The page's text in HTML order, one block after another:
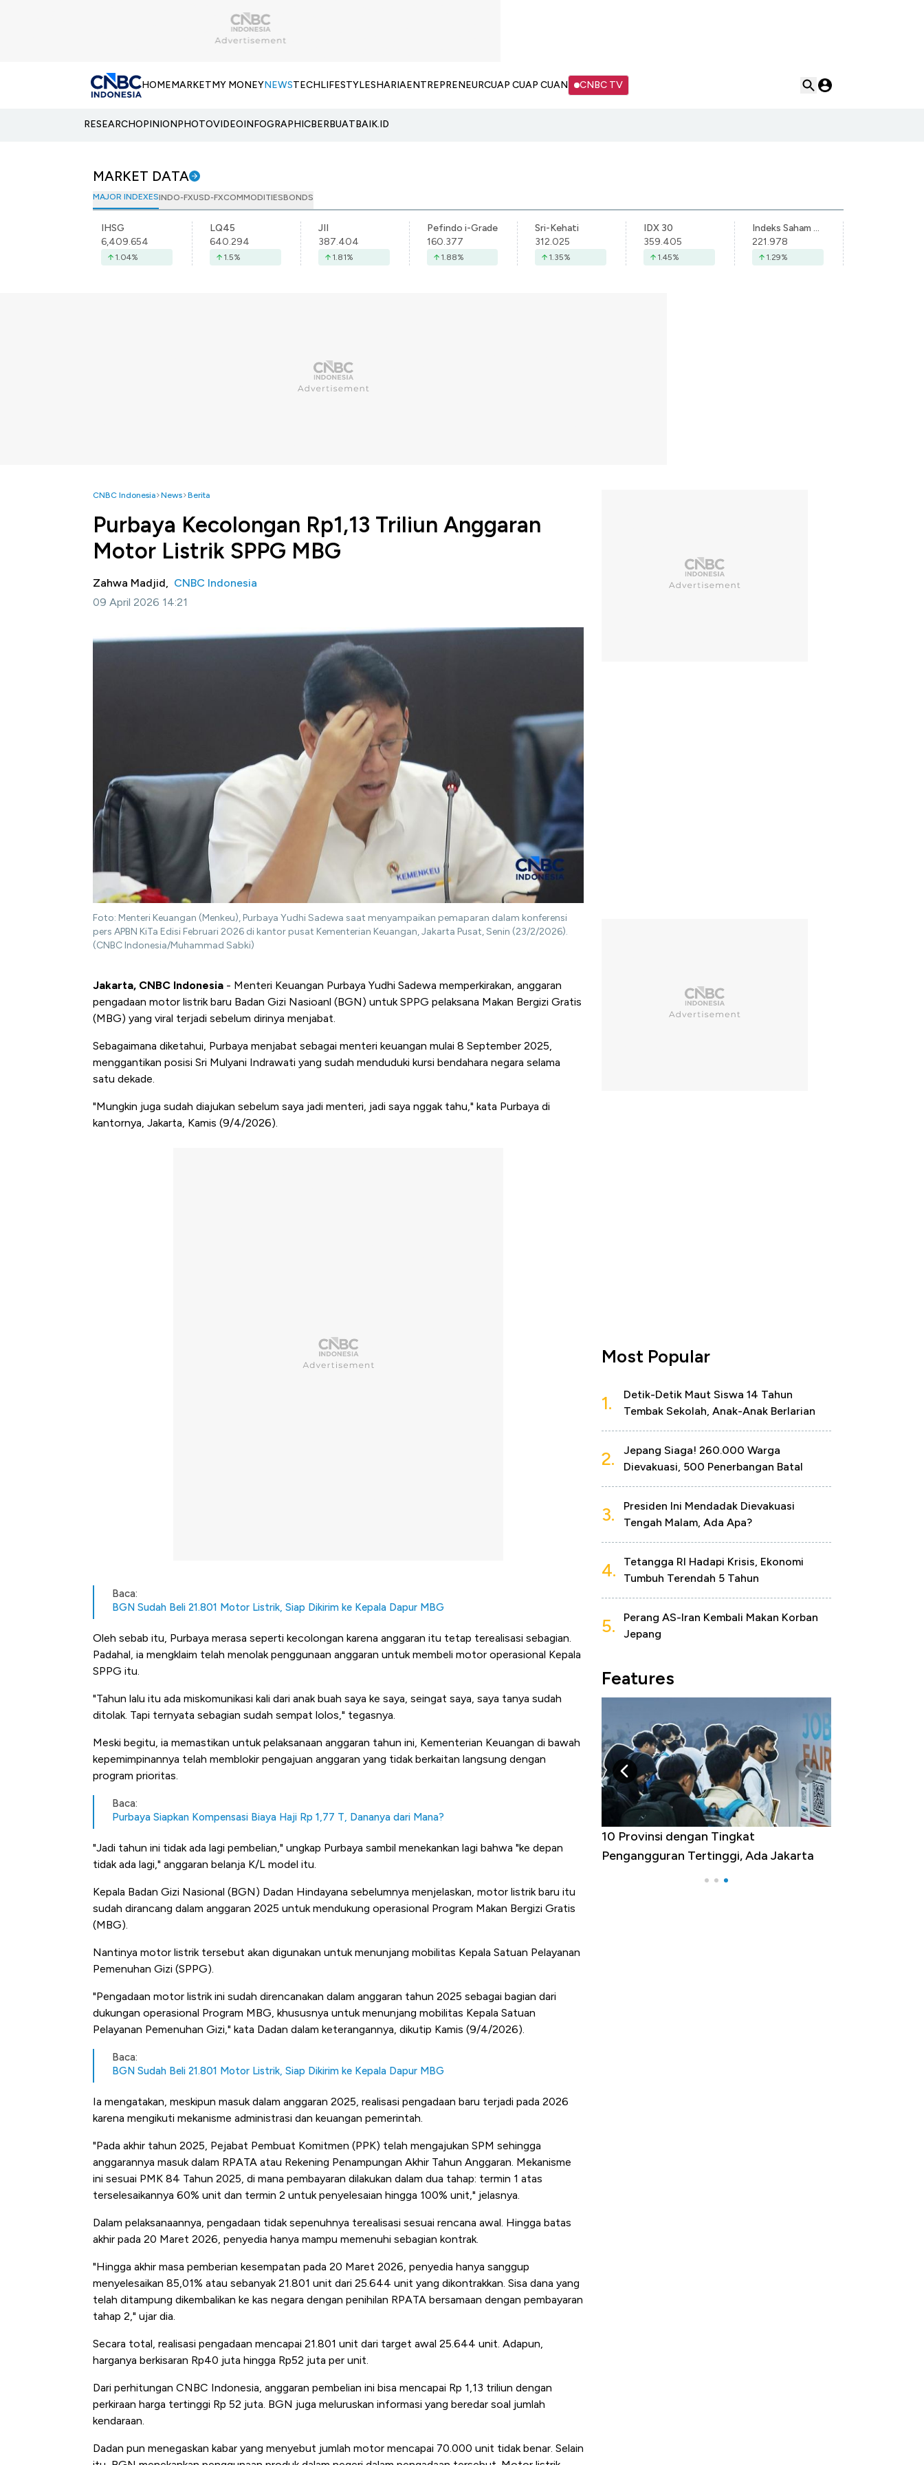
HOMEMARKETMY MONEYNEWSTECHLIFESTYLESHARIAENTREPRENEURCUAP CUAP CUAN CNBC TV
RESEARCHOPINIONPHOTOVIDEOINFOGRAPHICBERBUATBAIK.ID
MARKET DATA
MAJOR INDEXESINDO-FXUSD-FXCOMMODITIESBONDS
IHSG
6,409.654
1.04%
LQ45
640.294
1.5%
JII
387.404
1.81%
Pefindo i-Grade
160.377
1.88%
Sri-Kehati
312.025
1.35%
IDX 30
359.405
1.45%
Indeks Saham Syariah Indonesia
221.978
1.29%
CNBC Indonesia News Berita
Purbaya Kecolongan Rp1,13 Triliun Anggaran
Motor Listrik SPPG MBG
Zahwa Madjid, CNBC Indonesia
09 April 2026 14:21
Foto: Menteri Keuangan (Menkeu), Purbaya Yudhi Sadewa saat menyampaikan pemaparan dalam konferensi
pers APBN KiTa Edisi Februari 2026 di kantor pusat Kementerian Keuangan, Jakarta Pusat, Senin (23/2/2026).
(CNBC Indonesia/Muhammad Sabki)
Jakarta, CNBC Indonesia - Menteri Keuangan Purbaya Yudhi Sadewa memperkirakan, anggaran
pengadaan motor listrik baru Badan Gizi Nasioanl (BGN) untuk SPPG pelaksana Makan Bergizi Gratis
(MBG) yang viral terjadi sebelum dirinya menjabat.
Sebagaimana diketahui, Purbaya menjabat sebagai menteri keuangan mulai 8 September 2025,
menggantikan posisi Sri Mulyani Indrawati yang sudah menduduki kursi bendahara negara selama
satu dekade.
"Mungkin juga sudah diajukan sebelum saya jadi menteri, jadi saya nggak tahu," kata Purbaya di
kantornya, Jakarta, Kamis (9/4/2026).
Baca:
BGN Sudah Beli 21.801 Motor Listrik, Siap Dikirim ke Kepala Dapur MBG
Oleh sebab itu, Purbaya merasa seperti kecolongan karena anggaran itu tetap terealisasi sebagian.
Padahal, ia mengklaim telah menolak penggunaan anggaran untuk membeli motor operasional Kepala
SPPG itu.
"Tahun lalu itu ada miskomunikasi kali dari anak buah saya ke saya, seingat saya, saya tanya sudah
ditolak. Tapi ternyata sebagian sudah sempat lolos," tegasnya.
Meski begitu, ia memastikan untuk pelaksanaan anggaran tahun ini, Kementerian Keuangan di bawah
kepemimpinannya telah memblokir pengajuan anggaran yang tidak berkaitan langsung dengan
program prioritas.
Baca:
Purbaya Siapkan Kompensasi Biaya Haji Rp 1,77 T, Dananya dari Mana?
"Jadi tahun ini tidak ada lagi pembelian," ungkap Purbaya sambil menekankan lagi bahwa "ke depan
tidak ada lagi," anggaran belanja K/L model itu.
Kepala Badan Gizi Nasional (BGN) Dadan Hindayana sebelumnya menjelaskan, motor listrik baru itu
sudah dirancang dalam anggaran 2025 untuk mendukung operasional Program Makan Bergizi Gratis
(MBG).
Nantinya motor listrik tersebut akan digunakan untuk menunjang mobilitas Kepala Satuan Pelayanan
Pemenuhan Gizi (SPPG).
"Pengadaan motor listrik ini sudah direncanakan dalam anggaran tahun 2025 sebagai bagian dari
dukungan operasional Program MBG, khususnya untuk menunjang mobilitas Kepala Satuan
Pelayanan Pemenuhan Gizi," kata Dadan dalam keterangannya, dikutip Kamis (9/4/2026).
Baca:
BGN Sudah Beli 21.801 Motor Listrik, Siap Dikirim ke Kepala Dapur MBG
Ia mengatakan, meskipun masuk dalam anggaran 2025, realisasi pengadaan baru terjadi pada 2026
karena mengikuti mekanisme administrasi dan keuangan pemerintah.
"Pada akhir tahun 2025, Pejabat Pembuat Komitmen (PPK) telah mengajukan SPM sehingga
anggarannya masuk dalam RPATA atau Rekening Penampungan Akhir Tahun Anggaran. Mekanisme
ini sesuai PMK 84 Tahun 2025, di mana pembayaran dilakukan dalam dua tahap: termin 1 atas
terselesaikannya 60% unit dan termin 2 untuk penyelesaian hingga 100% unit," jelasnya.
Dalam pelaksanaannya, pengadaan tidak sepenuhnya terealisasi sesuai rencana awal. Hingga batas
akhir pada 20 Maret 2026, penyedia hanya mampu memenuhi sebagian kontrak.
"Hingga akhir masa pemberian kesempatan pada 20 Maret 2026, penyedia hanya sanggup
menyelesaikan 85,01% atau sebanyak 21.801 unit dari 25.644 unit yang dikontrakkan. Sisa dana yang
telah ditampung dikembalikan ke kas negara dengan penihilan RPATA bersamaan dengan pembayaran
tahap 2," ujar dia.
Secara total, realisasi pengadaan mencapai 21.801 unit dari target awal 25.644 unit. Adapun,
harganya berkisaran Rp40 juta hingga Rp52 juta per unit.
Dari perhitungan CNBC Indonesia, anggaran pembelian ini bisa mencapai Rp 1,13 triliun dengan
perkiraan harga tertinggi Rp 52 juta. BGN juga meluruskan informasi yang beredar soal jumlah
kendaraan.
Dadan pun menegaskan kabar yang menyebut jumlah motor mencapai 70.000 unit tidak benar. Selain
Most Popular
1.
Detik-Detik Maut Siswa 14 Tahun
Tembak Sekolah, Anak-Anak Berlarian
2.
Jepang Siaga! 260.000 Warga
Dievakuasi, 500 Penerbangan Batal
3.
Presiden Ini Mendadak Dievakuasi
Tengah Malam, Ada Apa?
4.
Tetangga RI Hadapi Krisis, Ekonomi
Tumbuh Terendah 5 Tahun
5.
Perang AS-Iran Kembali Makan Korban
Jepang
Features
Tembaga Terbang ke Zona Berbahaya
Mana yang Cuannya Paling Menyala?
10 Provinsi dengan Tingkat
Pengangguran Tertinggi, Ada Jakarta